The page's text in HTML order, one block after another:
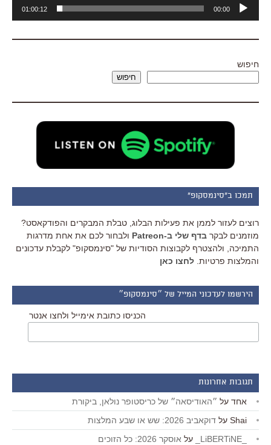
אודיו
00:00
01:00:12
חיפוש
חיפוש
תמכו ב"סינמסקופ"
רוצים לעזור לממן את פעילות הבלוג, טבלת המבקרים והפודקאסט?
מוזמנים לבקר בדף שלי ב-Patreon
ולבחור לכם את אחת מדרגות
התמיכה, ולהצטרף לקבוצות הסודיות של "סינמסקופ" לקבלת עדכונים
והמלצות פרטיות. לחצו כאן
הירשמו לעדכוני המייל של ״סינמסקופ״
הכניסו כתובת אימייל ולחצו אנטר
תגובות אחרונות
אחד על ״האודיסאה״ של כריסטופר נולאן, ביקורת
Shai על דוקאביב 2026: שש או שבע המלצות
על אוסקר 2026: כל הזוכים